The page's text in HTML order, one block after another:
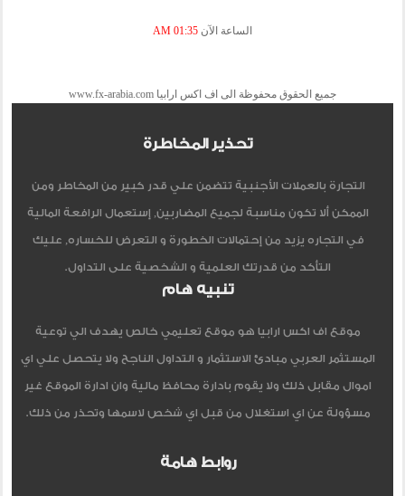
الساعة الآن 01:35 AM
جميع الحقوق محفوظة الى اف اكس ارابيا www.fx-arabia.com
تحذير المخاطرة
التجارة بالعملات الأجنبية تتضمن علي قدر كبير من المخاطر ومن
الممكن ألا تكون مناسبة لجميع المضاربين, إستعمال الرافعة المالية
في التجاره يزيد من إحتمالات الخطورة و التعرض للخساره, عليك
التأكد من قدرتك العلمية و الشخصية على التداول.
تنبيه هام
موقع اف اكس ارابيا هو موقع تعليمي خالص يهدف الي توعية
المستثمر العربي مبادئ الاستثمار و التداول الناجح ولا يتحصل علي اي
اموال مقابل ذلك ولا يقوم بادارة محافظ مالية وان ادارة الموقع غير
مسؤولة عن اي استغلال من قبل اي شخص لاسمها وتحذر من ذلك.
روابط هامة